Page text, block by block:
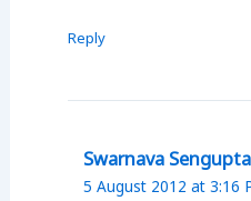
Reply
Swarnava Sengupta
5 August 2012 at 3:16